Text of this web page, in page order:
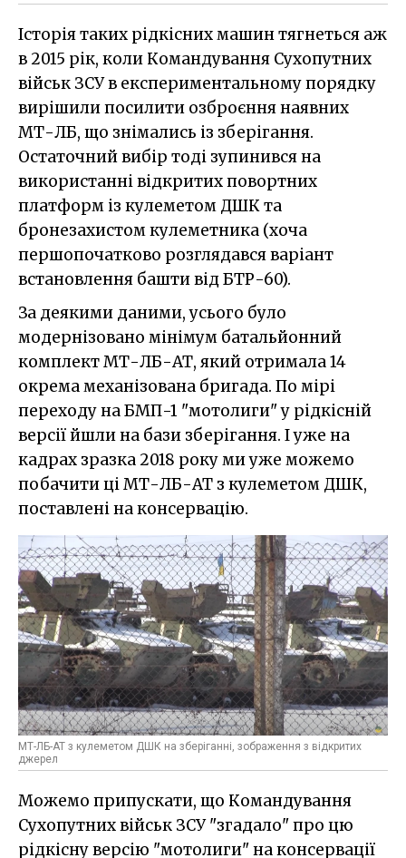
Історія таких рідкісних машин тягнеться аж
в 2015 рік, коли Командування Сухопутних
військ ЗСУ в експериментальному порядку
вирішили посилити озброєння наявних
МТ-ЛБ, що знімались із зберігання.
Остаточний вибір тоді зупинився на
використанні відкритих повортних
платформ із кулеметом ДШК та
бронезахистом кулеметника (хоча
першопочатково розглядався варіант
встановлення башти від БТР-60).
За деякими даними, усього було
модернізовано мінімум батальйонний
комплект МТ-ЛБ-АТ, який отримала 14
окрема механізована бригада. По мірі
переходу на БМП-1 "мотолиги" у рідкісній
версії йшли на бази зберігання. І уже на
кадрах зразка 2018 року ми уже можемо
побачити ці МТ-ЛБ-АТ з кулеметом ДШК,
поставлені на консервацію.
МТ-ЛБ-АТ з кулеметом ДШК на зберіганні, зображення з відкритих
джерел
Можемо припускати, що Командування
Сухопутних військ ЗСУ "згадало" про цю
рідкісну версію "мотолиги" на консервації